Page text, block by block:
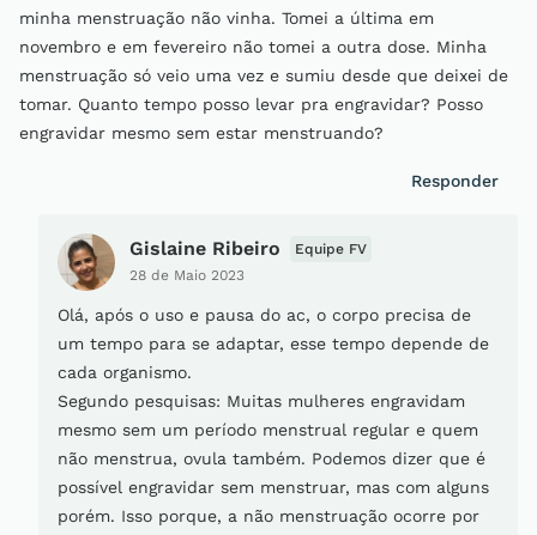
minha menstruação não vinha. Tomei a última em
novembro e em fevereiro não tomei a outra dose. Minha
menstruação só veio uma vez e sumiu desde que deixei de
tomar. Quanto tempo posso levar pra engravidar? Posso
engravidar mesmo sem estar menstruando?
Responder
Gislaine Ribeiro
28 de Maio 2023
Equipe FV
Olá, após o uso e pausa do ac, o corpo precisa de
um tempo para se adaptar, esse tempo depende de
cada organismo.
Segundo pesquisas: Muitas mulheres engravidam
mesmo sem um período menstrual regular e quem
não menstrua, ovula também. Podemos dizer que é
possível engravidar sem menstruar, mas com alguns
porém. Isso porque, a não menstruação ocorre por